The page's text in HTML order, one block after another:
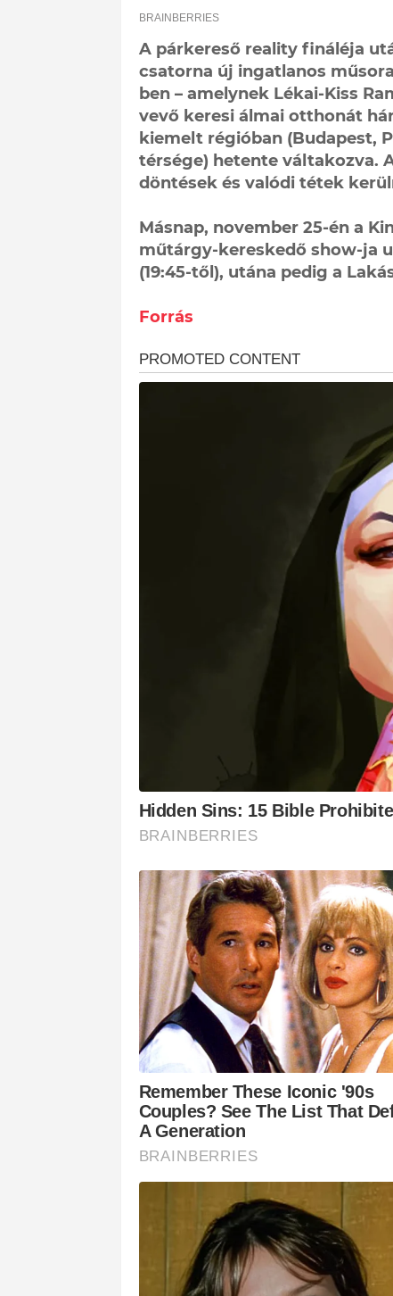
A párkereső reality fináléja
csatorna új ingatlanos
ben – amelynek Lékai-Kiss
vevő keresi álmai otthonát
kiemelt régióban (Budapest,
térsége) hetente váltakozva.
döntések és valódi tétek
Másnap, november 25-én a
műtárgy-kereskedő show-ja
(19:45-től), utána pedig a
Forrás